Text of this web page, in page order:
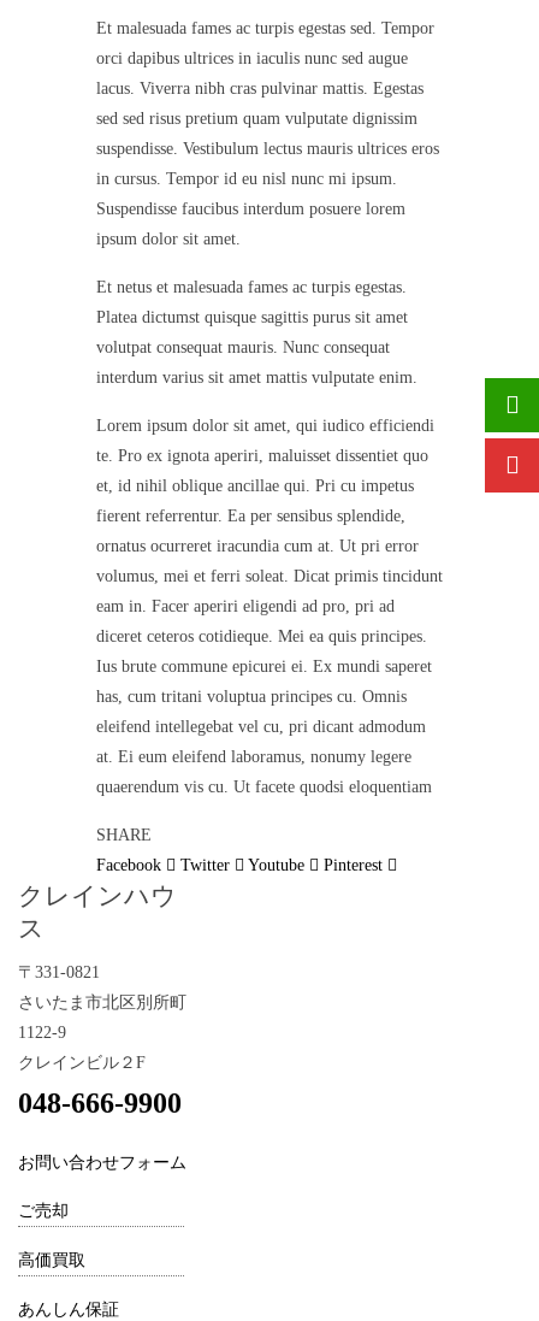
Et malesuada fames ac turpis egestas sed. Tempor
orci dapibus ultrices in iaculis nunc sed augue
lacus. Viverra nibh cras pulvinar mattis. Egestas
sed sed risus pretium quam vulputate dignissim
suspendisse. Vestibulum lectus mauris ultrices eros
in cursus. Tempor id eu nisl nunc mi ipsum.
Suspendisse faucibus interdum posuere lorem
ipsum dolor sit amet.
Et netus et malesuada fames ac turpis egestas.
Platea dictumst quisque sagittis purus sit amet
volutpat consequat mauris. Nunc consequat
interdum varius sit amet mattis vulputate enim.
Lorem ipsum dolor sit amet, qui iudico efficiendi
te. Pro ex ignota aperiri, maluisset dissentiet quo
et, id nihil oblique ancillae qui. Pri cu impetus
fierent referrentur. Ea per sensibus splendide,
ornatus ocurreret iracundia cum at. Ut pri error
volumus, mei et ferri soleat. Dicat primis tincidunt
eam in. Facer aperiri eligendi ad pro, pri ad
diceret ceteros cotidieque. Mei ea quis principes.
Ius brute commune epicurei ei. Ex mundi saperet
has, cum tritani voluptua principes cu. Omnis
eleifend intellegebat vel cu, pri dicant admodum
at. Ei eum eleifend laboramus, nonumy legere
quaerendum vis cu. Ut facete quodsi eloquentiam
SHARE
Facebook
Twitter Youtube Pinterest
クレインハウ
ス
〒331-0821
さいたま市北区別所町
1122-9
クレインビル２F
048-666-9900
お問い合わせフォーム
ご売却
高価買取
あんしん保証